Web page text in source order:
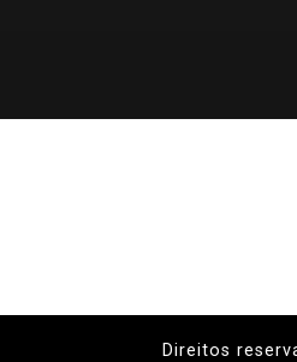
Direitos